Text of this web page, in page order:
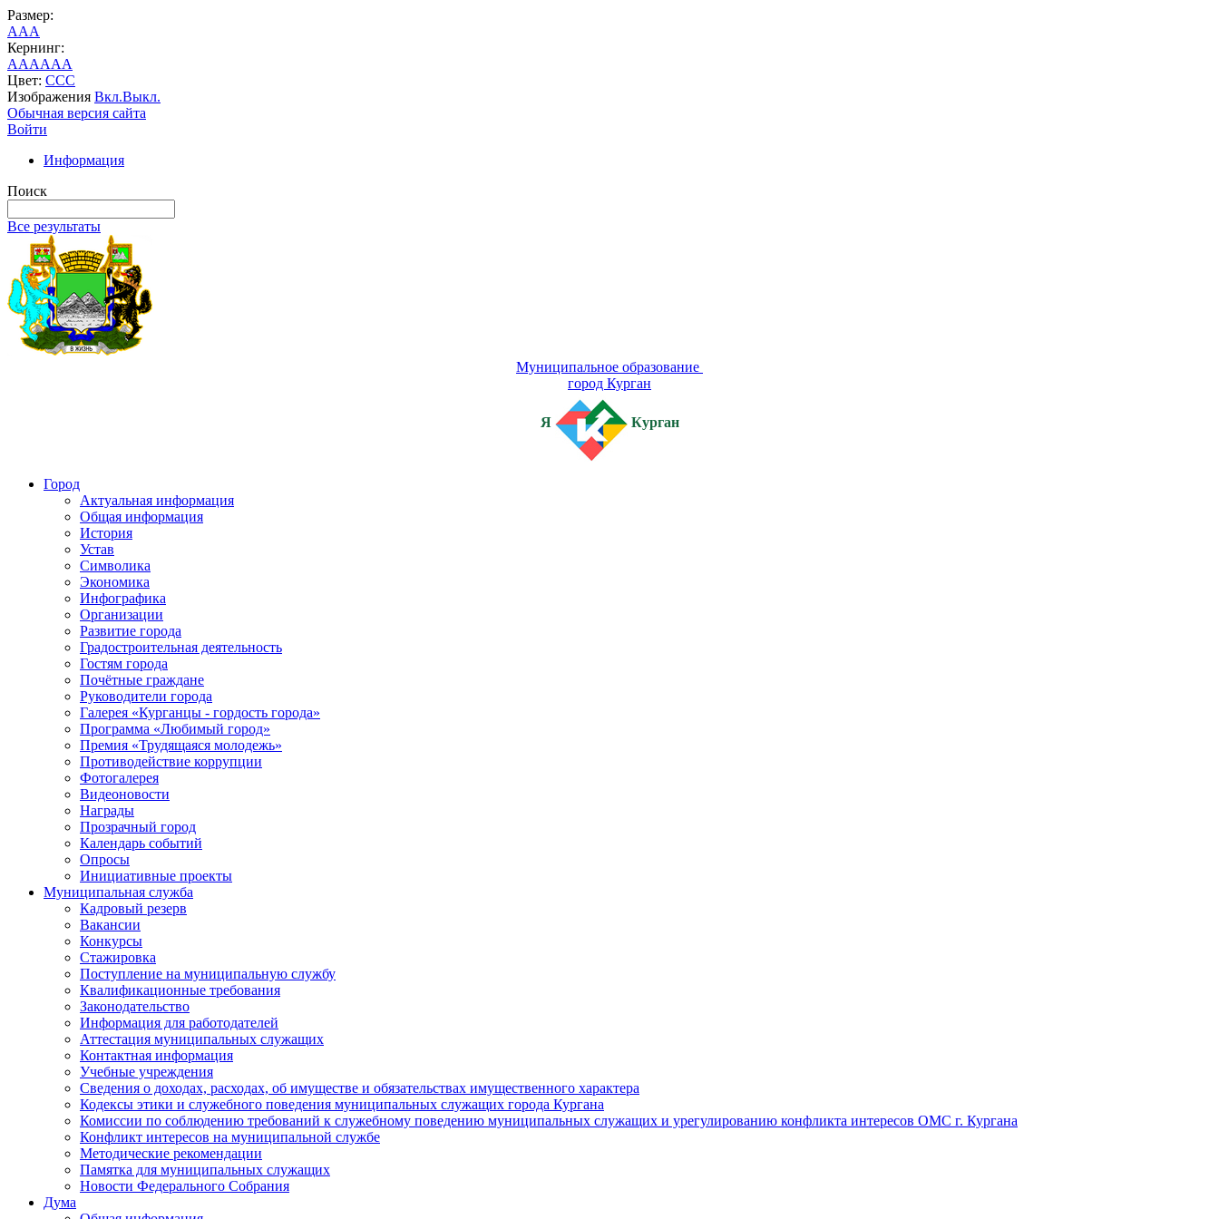
Размер:
AAA
Кернинг:
AAAAAA
Цвет: CCC
Изображения Вкл.Выкл.
Обычная версия сайта
Войти
Информация
Поиск
Все результаты
Муниципальное образование
город Курган
Я Курган
Город
Актуальная информация
Общая информация
История
Устав
Символика
Экономика
Инфографика
Организации
Развитие города
Градостроительная деятельность
Гостям города
Почётные граждане
Руководители города
Галерея «Курганцы - гордость города»
Программа «Любимый город»
Премия «Трудящаяся молодежь»
Противодействие коррупции
Фотогалерея
Видеоновости
Награды
Прозрачный город
Календарь событий
Опросы
Инициативные проекты
Муниципальная служба
Кадровый резерв
Вакансии
Конкурсы
Стажировка
Поступление на муниципальную службу
Квалификационные требования
Законодательство
Информация для работодателей
Аттестация муниципальных служащих
Контактная информация
Учебные учреждения
Сведения о доходах, расходах, об имуществе и обязательствах имущественного характера
Кодексы этики и служебного поведения муниципальных служащих города Кургана
Комиссии по соблюдению требований к служебному поведению муниципальных служащих и урегулированию конфликта интересов ОМС г. Кургана
Конфликт интересов на муниципальной службе
Методические рекомендации
Памятка для муниципальных служащих
Новости Федерального Cобрания
Дума